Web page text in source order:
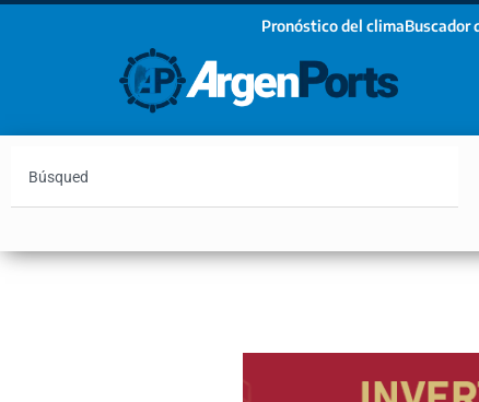
Pronóstico del climaBuscador
¡Sumate a nuestro Newsletter!
Email
Estoy de acuerdo con las condiciones y políticas